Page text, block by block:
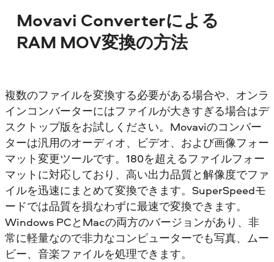
Movavi Converterによる
RAM MOV変換の方法
複数のファイルを変換する必要がある場合や、オンラ
インコンバーターにはファイルが大きすぎる場合はデ
スクトップ版をお試しください。Movaviのコンバー
ターは汎用のオーディオ、ビデオ、および画像フォー
マット変更ツールです。180を超えるファイルフォー
マットに対応しており、高い出力品質と解像度でファ
イルを迅速にまとめて変換できます。SuperSpeedモ
ードでは品質を損なわずに最速で変換できます。
Windows PCとMacの両方のバージョンがあり、非
常に軽量なので非力なコンピューターでも写真、ムー
ビー、音楽ファイルを処理できます。